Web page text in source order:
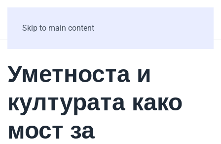
Skip to main content
Уметноста и
културата како
мост за